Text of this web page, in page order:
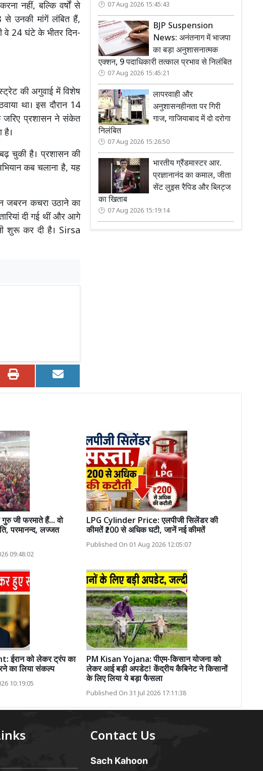
नहीं, बल्कि वर्षों से
से उनकी मांगें लंबित हैं,
वे 24 घंटे के भीतर दिन-
की अगुवाई में विशेष
था। इस दौरान 14
जरिए प्रशासन ने संकेत
है।
चुकी है। प्रशासन की
कब चलाना है, यह
जबरन कचरा उठाने का
दी गई थीं और आगे
शुरू कर दी है। Sirsa
07 Aug 2026 15:45:43
BJP Suspension
News: अनंतनाग में भाजपा
का बड़ा अनुशासनात्मक
एक्शन, 9 पदाधिकारी तत्काल प्रभाव से निलंबित
07 Aug 2026 15:45:21
लापरवाही और
अनुशासनहीनता पर गिरी
गाज, गाजियाबाद में दो दरोगा
निलंबित
07 Aug 2026 15:26:50
भारतीय ग्रैंडमास्टर आर.
प्रज्ञानानंद का कमाल, जीता
सेंट लुइस रैपिड और ब्लिट्ज
का खिताब
07 Aug 2026 15:19:14
जी फरमाते हैं... वो
परमानन्द, लज्जत
09:48:02
LPG Cylinder Price: एलपीजी सिलेंडर की
कीमतें ₹200 से अधिक घटी, जानें नई कीमतें
Published On 01 Aug 2026 12:05:07
को लेकर ट्रंप का
का लिया संकल्प
10:19:05
PM Kisan Yojana: पीएम-किसान योजना को
लेकर आई बड़ी अपडेट! केंद्रीय कैबिनेट ने किसानों
के लिए लिया ये बड़ा फैसला
Published On 31 Jul 2026 17:11:38
Contact Us
Sach Kahoon